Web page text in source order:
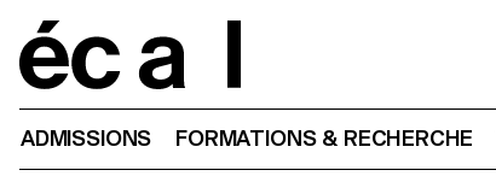
ADMISSIONS FORMATIONS & RECHERCHE